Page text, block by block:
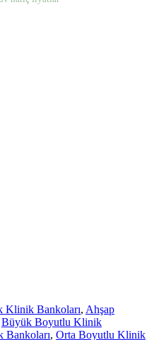
Klinik Bankoları, Ahşap
Büyük Boyutlu Klinik
, Orta Boyutlu Klinik